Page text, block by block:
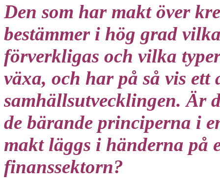
Den som har makt över
bestämmer i hög grad
förverkligas och vilka
växa, och har på så vis
samhällsutvecklingen. Är
de bärande principerna i
makt läggs i händerna på
finanssektorn?